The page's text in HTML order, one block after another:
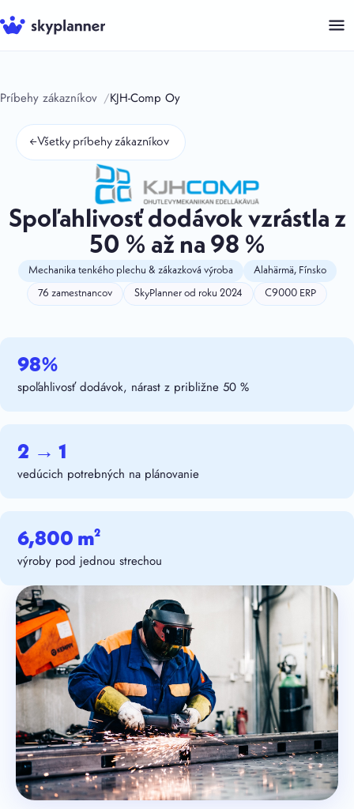
Preskočiť
na
Príbehy zákazníkov KJH-Comp Oy
←Všetky príbehy zákazníkov
Spoľahlivosť dodávok vzrástla z
50 % až na 98 %
Mechanika tenkého plechu & zákazková výroba Alahärmä, Fínsko
76 zamestnancov SkyPlanner od roku 2024 C9000 ERP
98%
spoľahlivosť dodávok, nárast z približne 50 %
2 → 1
vedúcich potrebných na plánovanie
6,800 m²
výroby pod jednou strechou